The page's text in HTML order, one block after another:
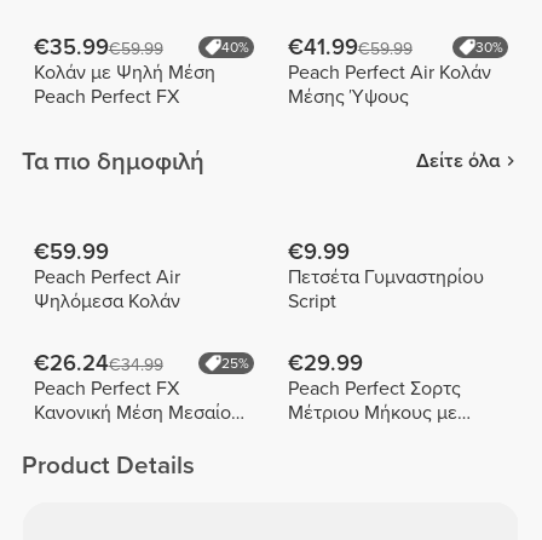
€35.99€59.99 40%
Κολάν με Ψηλή Μέση
Peach Perfect FX
€41.99€59.99 30%
Peach Perfect Air Κολάν
Μέσης Ύψους
Τα πιο δημοφιλή Δείτε όλα
€59.99
Peach Perfect Air
Ψηλόμεσα Κολάν
€9.99
Πετσέτα Γυμναστηρίου
Script
€26.24€34.99 25%
Peach Perfect FX
Κανονική Μέση Μεσαίου
€29.99
Peach Perfect Σορτς
Μέτριου Μήκους με
Product Details